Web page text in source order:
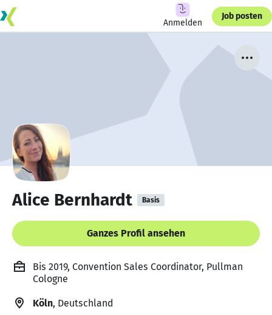
Anmelden
Job posten
Alice Bernhardt Basis
Ganzes Profil ansehen
Bis 2019, Convention Sales Coordinator, Pullman
Cologne
Köln, Deutschland